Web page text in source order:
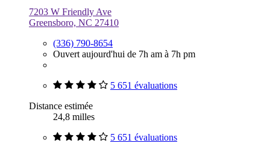
7203 W Friendly Ave
Greensboro, NC 27410
(336) 790-8654
Ouvert aujourd'hui de 7h am à 7h pm
5 651 évaluations
Distance estimée
24,8 milles
5 651 évaluations